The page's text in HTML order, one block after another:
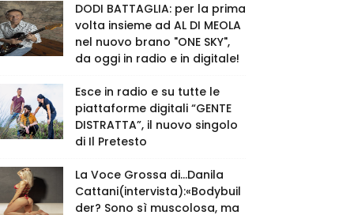
DODI BATTAGLIA: per la prima
volta insieme ad AL DI MEOLA
nel nuovo brano "ONE SKY",
da oggi in radio e in digitale!
Esce in radio e su tutte le
piattaforme digitali “GENTE
DISTRATTA”, il nuovo singolo
di Il Pretesto
La Voce Grossa di…Danila
Cattani(intervista):«Bodybuil
der? Sono sì muscolosa, ma